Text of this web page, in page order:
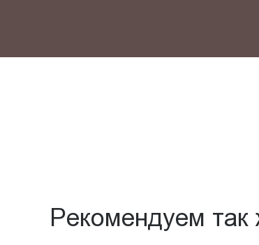
Рекомендуем так